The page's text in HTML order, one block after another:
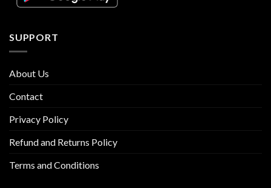
SUPPORT
About Us
Contact
Privacy Policy
Refund and Returns Policy
Terms and Conditions